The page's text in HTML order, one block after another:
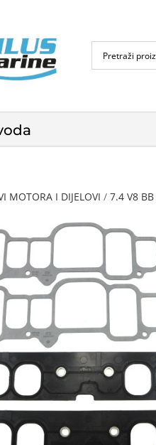
MOTORA I DIJELOVI /7.4 V8 BB